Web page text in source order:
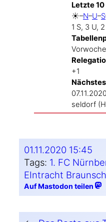
Letz­te
☀️–N–U–S
1 S, 3 U,
+1
sel­dorf
01.11.2020 15:45
Tags: 1. FC
EIntracht
Auf Mastodon teilen